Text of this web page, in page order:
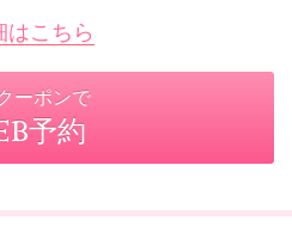
はこちら
ーポンで
予約